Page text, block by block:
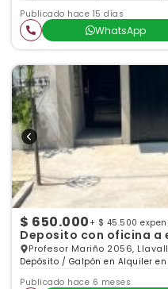
Publicado hace 15 días
WhatsApp
$ 650.000 + $ 45.500
Deposito con oficina a
Profesor Mariño 2056,
Depósito / Galpón en Alquiler
Publicado hace 6 meses